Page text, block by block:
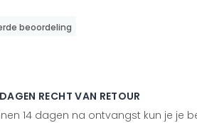
beoordeling
RECHT VAN RETOUR
14 dagen na ontvangst kun je je